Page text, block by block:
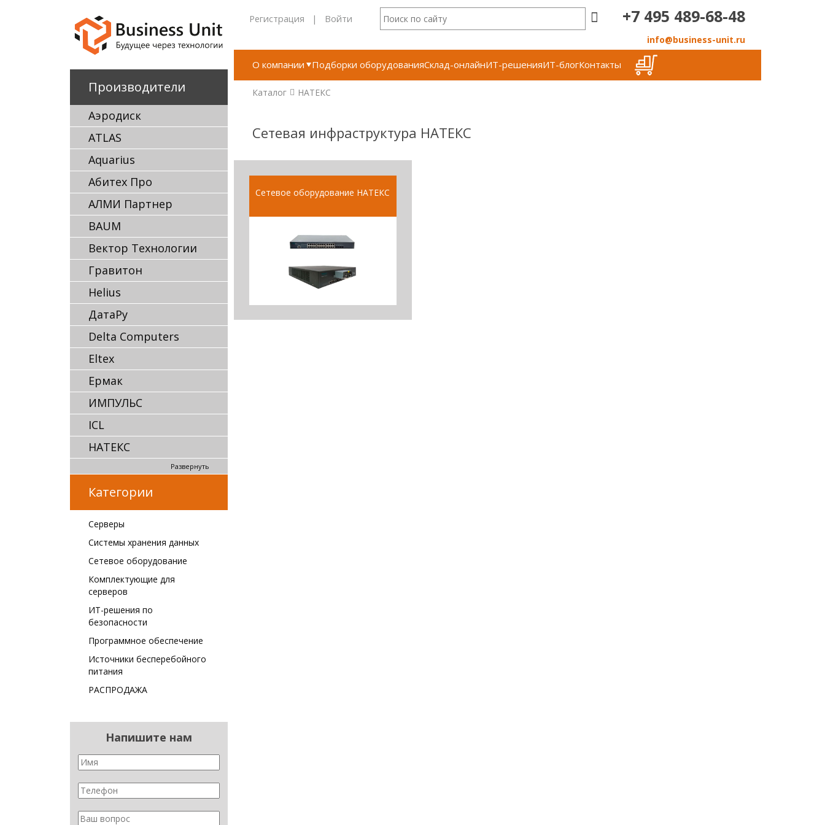
Производители
Аэродиск
ATLAS
Aquarius
Абитех Про
АЛМИ Партнер
BAUM
Вектор Технологии
Гравитон
Helius
ДатаРу
Delta Computers
Eltex
Ермак
ИМПУЛЬС
ICL
НАТЕКС
Развернуть
Категории
Серверы
Системы хранения данных
Сетевое оборудование
Комплектующие для
серверов
ИТ-решения по
безопасности
Программное обеспечение
Источники бесперебойного
питания
РАСПРОДАЖА
Напишите нам
Регистрация | Войти +7 495 489-68-48
info@business-unit.ru
О компании Подборки оборудованияСклад-онлайнИТ-решенияИТ-блогКонтакты
Каталог НАТЕКС
Сетевая инфраструктура НАТЕКС
Сетевое оборудование НАТЕКС